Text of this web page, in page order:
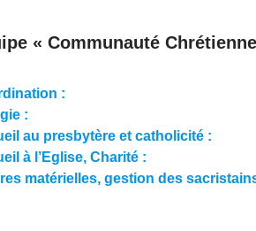
« Communauté
:
:
au presbytère et catholicité :
à l’Eglise, Charité :
matérielles, gestion des